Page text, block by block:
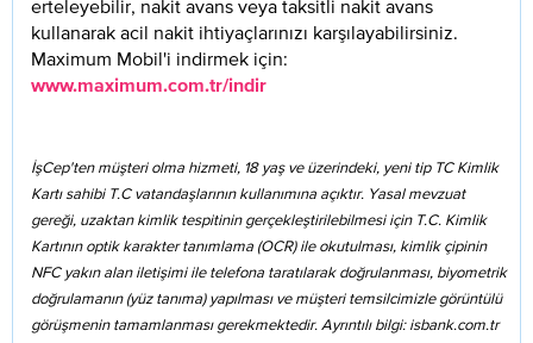
erteleyebilir, nakit avans veya taksitli nakit avans
kullanarak acil nakit ihtiyaçlarınızı karşılayabilirsiniz.
Maximum Mobil'i indirmek için:
www.maximum.com.tr/indir
İşCep'ten müşteri olma hizmeti, 18 yaş ve üzerindeki, yeni tip TC Kimlik
Kartı sahibi T.C vatandaşlarının kullanımına açıktır. Yasal mevzuat
gereği, uzaktan kimlik tespitinin gerçekleştirilebilmesi için T.C. Kimlik
Kartının optik karakter tanımlama (OCR) ile okutulması, kimlik çipinin
NFC yakın alan iletişimi ile telefona taratılarak doğrulanması, biyometrik
doğrulamanın (yüz tanıma) yapılması ve müşteri temsilcimizle görüntülü
görüşmenin tamamlanması gerekmektedir. Ayrıntılı bilgi: isbank.com.tr